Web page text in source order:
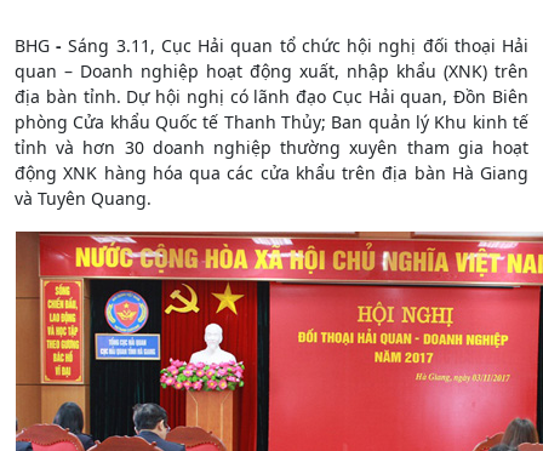
BHG -Sáng 3.11, Cục Hải quan tổ chức hội nghị đối thoại Hải
quan – Doanh nghiệp hoạt động xuất, nhập khẩu (XNK) trên
địa bàn tỉnh. Dự hội nghị có lãnh đạo Cục Hải quan, Đồn Biên
phòng Cửa khẩu Quốc tế Thanh Thủy; Ban quản lý Khu kinh tế
tỉnh và hơn 30 doanh nghiệp thường xuyên tham gia hoạt
động XNK hàng hóa qua các cửa khẩu trên địa bàn Hà Giang
và Tuyên Quang.